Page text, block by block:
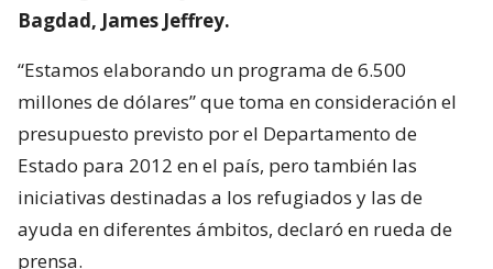
Bagdad, James Jeffrey.
“Estamos elaborando un programa de 6.500
millones de dólares” que toma en consideración el
presupuesto previsto por el Departamento de
Estado para 2012 en el país, pero también las
iniciativas destinadas a los refugiados y las de
ayuda en diferentes ámbitos, declaró en rueda de
prensa.